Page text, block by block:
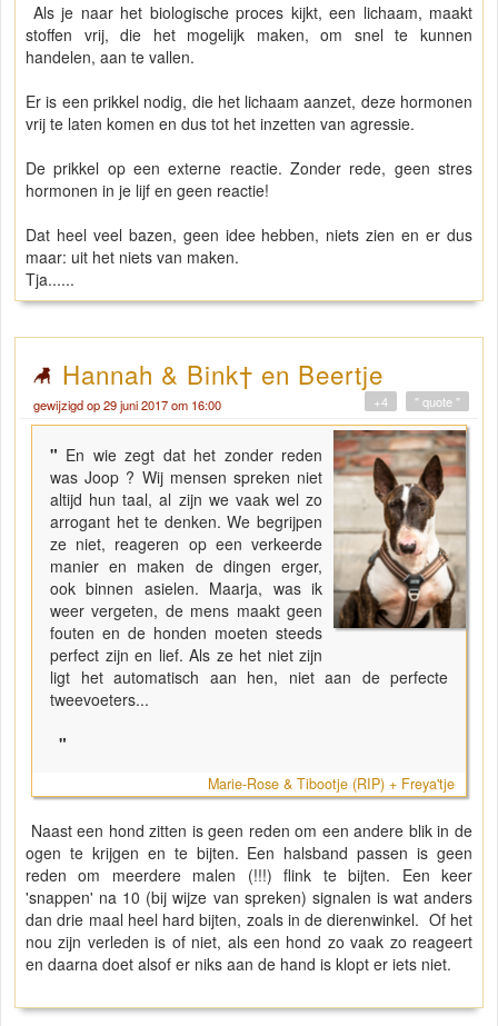
Als je naar het biologische proces kijkt, een lichaam, maakt
stoffen vrij, die het mogelijk maken, om snel te kunnen
handelen, aan te vallen.
Er is een prikkel nodig, die het lichaam aanzet, deze hormonen
vrij te laten komen en dus tot het inzetten van agressie.
De prikkel op een externe reactie. Zonder rede, geen stres
hormonen in je lijf en geen reactie!
Dat heel veel bazen, geen idee hebben, niets zien en er dus
maar: uit het niets van maken.
Tja......
Hannah & Bink† en Beertje
gewijzigd op 29 juni 2017 om 16:00 " quote "
+4
" En wie zegt dat het zonder reden
was Joop ? Wij mensen spreken niet
altijd hun taal, al zijn we vaak wel zo
arrogant het te denken. We begrijpen
ze niet, reageren op een verkeerde
manier en maken de dingen erger,
ook binnen asielen. Maarja, was ik
weer vergeten, de mens maakt geen
fouten en de honden moeten steeds
perfect zijn en lief. Als ze het niet zijn
ligt het automatisch aan hen, niet aan de perfecte
tweevoeters...
"
Marie-Rose & Tibootje (RIP) + Freya'tje
Naast een hond zitten is geen reden om een andere blik in de
ogen te krijgen en te bijten. Een halsband passen is geen
reden om meerdere malen (!!!) flink te bijten. Een keer
'snappen' na 10 (bij wijze van spreken) signalen is wat anders
dan drie maal heel hard bijten, zoals in de dierenwinkel. Of het
nou zijn verleden is of niet, als een hond zo vaak zo reageert
en daarna doet alsof er niks aan de hand is klopt er iets niet.